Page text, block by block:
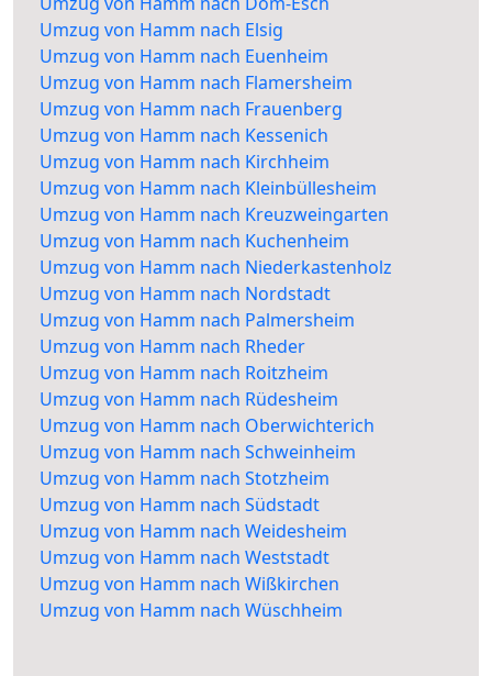
Umzug von Hamm nach Elsig
Umzug von Hamm nach Euenheim
Umzug von Hamm nach Flamersheim
Umzug von Hamm nach Frauenberg
Umzug von Hamm nach Kessenich
Umzug von Hamm nach Kirchheim
Umzug von Hamm nach Kleinbüllesheim
Umzug von Hamm nach Kreuzweingarten
Umzug von Hamm nach Kuchenheim
Umzug von Hamm nach Niederkastenholz
Umzug von Hamm nach Nordstadt
Umzug von Hamm nach Palmersheim
Umzug von Hamm nach Rheder
Umzug von Hamm nach Roitzheim
Umzug von Hamm nach Rüdesheim
Umzug von Hamm nach Oberwichterich
Umzug von Hamm nach Schweinheim
Umzug von Hamm nach Stotzheim
Umzug von Hamm nach Südstadt
Umzug von Hamm nach Weidesheim
Umzug von Hamm nach Weststadt
Umzug von Hamm nach Wißkirchen
Umzug von Hamm nach Wüschheim